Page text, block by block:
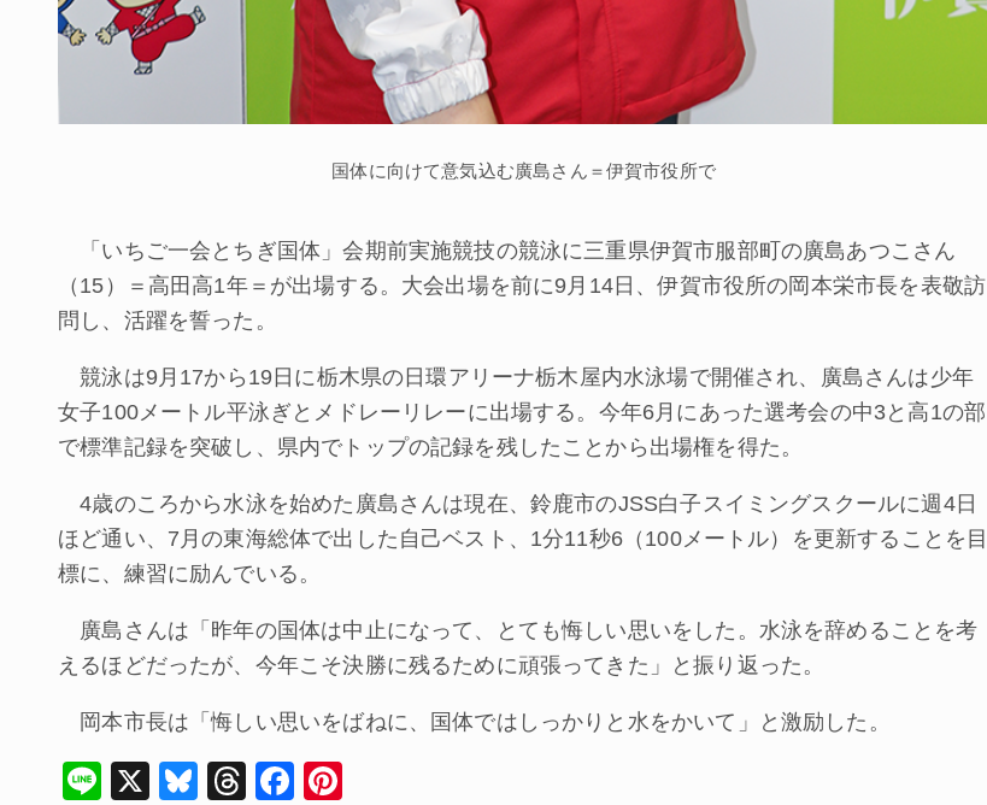
国体に向けて意気込む廣島さん＝伊賀市役所で
「いちご一会とちぎ国体」会期前実施競技の競泳に三重県伊賀市服部町の廣島あつこさん
（15）＝高田高1年＝が出場する。大会出場を前に9月14日、伊賀市役所の岡本栄市長を表敬訪
問し、活躍を誓った。
競泳は9月17から19日に栃木県の日環アリーナ栃木屋内水泳場で開催され、廣島さんは少年
女子100メートル平泳ぎとメドレーリレーに出場する。今年6月にあった選考会の中3と高1の部
で標準記録を突破し、県内でトップの記録を残したことから出場権を得た。
4歳のころから水泳を始めた廣島さんは現在、鈴鹿市のJSS白子スイミングスクールに週4日
ほど通い、7月の東海総体で出した自己ベスト、1分11秒6（100メートル）を更新することを目
標に、練習に励んでいる。
廣島さんは「昨年の国体は中止になって、とても悔しい思いをした。水泳を辞めることを考
えるほどだったが、今年こそ決勝に残るために頑張ってきた」と振り返った。
岡本市長は「悔しい思いをばねに、国体ではしっかりと水をかいて」と激励した。
Li
X
Bl
T
F